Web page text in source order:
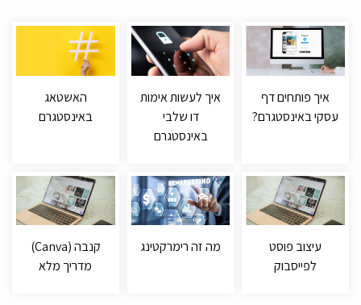
איך פותחים דף
עסקי באינסטגרם?
איך לעשות אימות
דו שלבי
באינסטגרם
האשטאג
באינסטגרם
עיצוב פוסט
לפייסבוק
מה זה רימרקטינג
קנבה (Canva)
מדריך מלא